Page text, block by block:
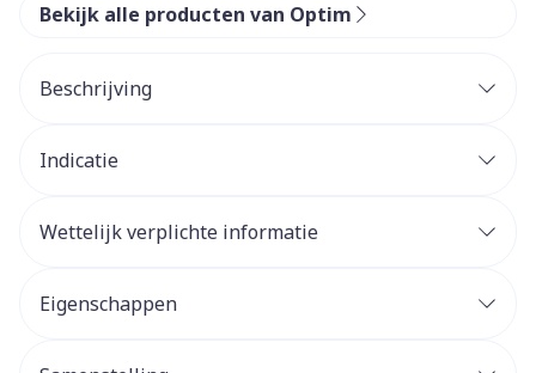
Bekijk alle producten van Optim
Beschrijving
Indicatie
Wettelijk verplichte informatie
Eigenschappen